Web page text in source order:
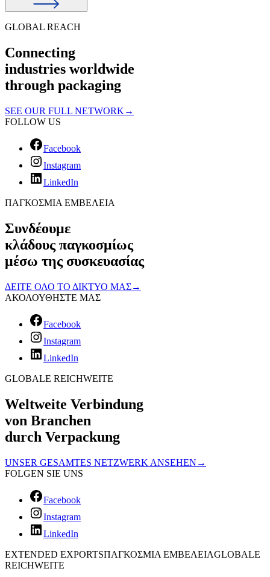
GLOBAL REACH
Connecting
industries worldwide
through packaging
SEE OUR FULL NETWORK →
FOLLOW US
Facebook
Instagram
LinkedIn
ΠΑΓΚΟΣΜΙΑ ΕΜΒΕΛΕΙΑ
Συνδέουμε
κλάδους παγκοσμίως
μέσω της συσκευασίας
ΔΕΙΤΕ ΟΛΟ ΤΟ ΔΙΚΤΥΟ ΜΑΣ→
ΑΚΟΛΟΥΘΗΣΤΕ ΜΑΣ
Facebook
Instagram
LinkedIn
GLOBALE REICHWEITE
Weltweite Verbindung
von Branchen
durch Verpackung
UNSER GESAMTES NETZWERK ANSEHEN →
FOLGEN SIE UNS
Facebook
Instagram
LinkedIn
EXTENDED EXPORTSΠΑΓΚΟΣΜΙΑ ΕΜΒΕΛΕΙΑGLOBALE
REICHWEITE